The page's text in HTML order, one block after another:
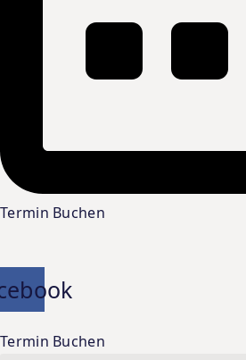
Termin Buchen
Termin Buchen